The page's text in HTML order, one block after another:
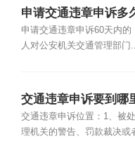
申请交通违章申诉多
申请交通违章申诉60天内的
人对公安机关交通管理部门
交通违章申诉要到哪
交通违章申诉位置：1、被
理机关的警告、罚款裁决或